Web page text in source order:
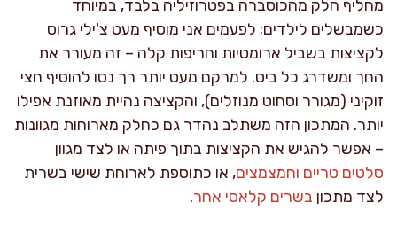
מחליף חלק מהכוסברה בפטרוזיליה בלבד, במיוחד
כשמבשלים לילדים; לפעמים אני מוסיף מעט צ'ילי גרוס
לקציצות בשביל ארומטיות וחריפות קלה – זה מעורר את
החך ומשדרג כל ביס. למרקם מעט יותר רך נסו להוסיף חצי
זוקיני (מגורר וסחוט מנוזלים), והקציצה נהיית מאוזנת אפילו
יותר. המתכון הזה משתלב נהדר גם כחלק מארוחות מגוונות
– אפשר להגיש את הקציצות בתוך פיתה או לצד מגוון
סלטים טריים וחמצמצים, או כתוספת לארוחת שישי בשרית
לצד מתכון בשרים קלאסי אחר.